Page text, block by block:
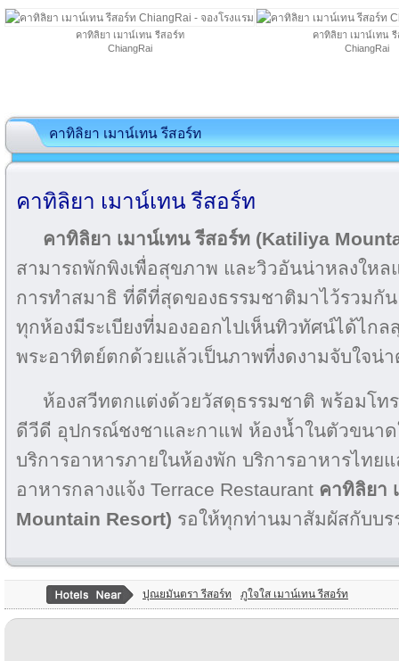
คาทิลิยา เมาน์เทน รีสอร์ท
ChiangRai
คาทิลิยา เมาน์เทน
ChiangRai
คาทิลิยา เมาน์เทน รีสอร์ท
คาทิลิยา เมาน์เทน รีสอร์ท
คาทิลิยา เมาน์เทน รีสอร์ท (Katiliya
สามารถพักพิง​เพื่อสุขภาพ และวิวอันน่าหลงให
การ​ทำสมาธิ ที่ดีที่สุดของธรรมชาติมา​ไว้รวมกัน
ทุกห้องมีระเบียงที่มองออกไปเห็นทิวทัศน์ได้ไก
พระอาทิตย์ตกด้วยแล้วเป็นภาพที่งดงามจับใจน่
ห้องสวีทตกแต่งด้วยวัสดุธรรมชาติ พร้อมโท
ดีวีดี อุปกรณ์ชงชาและกาแฟ ห้องน้ำในตัวขนา
บริการอาหารภายในห้องพัก บริการอาหารไทย
อาหารกลางแจ้ง Terrace Restaurant คาทิลิยา
Mountain Resort) รอให้ทุกท่านมาสัมผัสกับบ
ปุณยมันตรา รีสอร์ท ภูใจใส เมาน์เทน รีสอร์ท